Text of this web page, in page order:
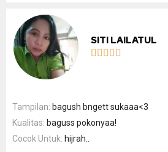
SITI LAILATUL
    
Tampilan: bagush bngett sukaaa<3
Kualitas: baguss pokonyaa!
Cocok Untuk: hijrah..